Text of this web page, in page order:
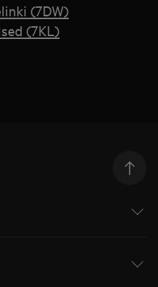
(7DW)
(7KL)